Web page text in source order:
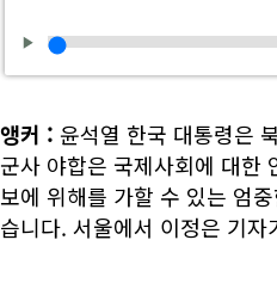
앵커 : 윤석열 한국 대통령은
군사 야합은 국제사회에 대한
보에 위해를 가할 수 있는 엄
습니다. 서울에서 이정은 기자